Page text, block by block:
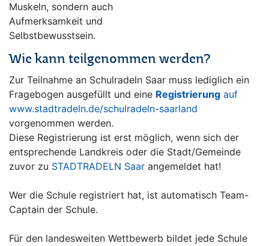
Muskeln, sondern auch
Aufmerksamkeit und
Selbstbewusstsein.
Wie kann teilgenommen werden?
Zur Teilnahme an Schulradeln Saar muss lediglich ein
Fragebogen ausgefüllt und eine Registrierung auf
www.stadtradeln.de/schulradeln-saarland
vorgenommen werden.
Diese Registrierung ist erst möglich, wenn sich der
entsprechende Landkreis oder die Stadt/Gemeinde
zuvor zu STADTRADELN Saar angemeldet hat!
Wer die Schule registriert hat, ist automatisch Team-
Captain der Schule.
Für den landesweiten Wettbewerb bildet jede Schule